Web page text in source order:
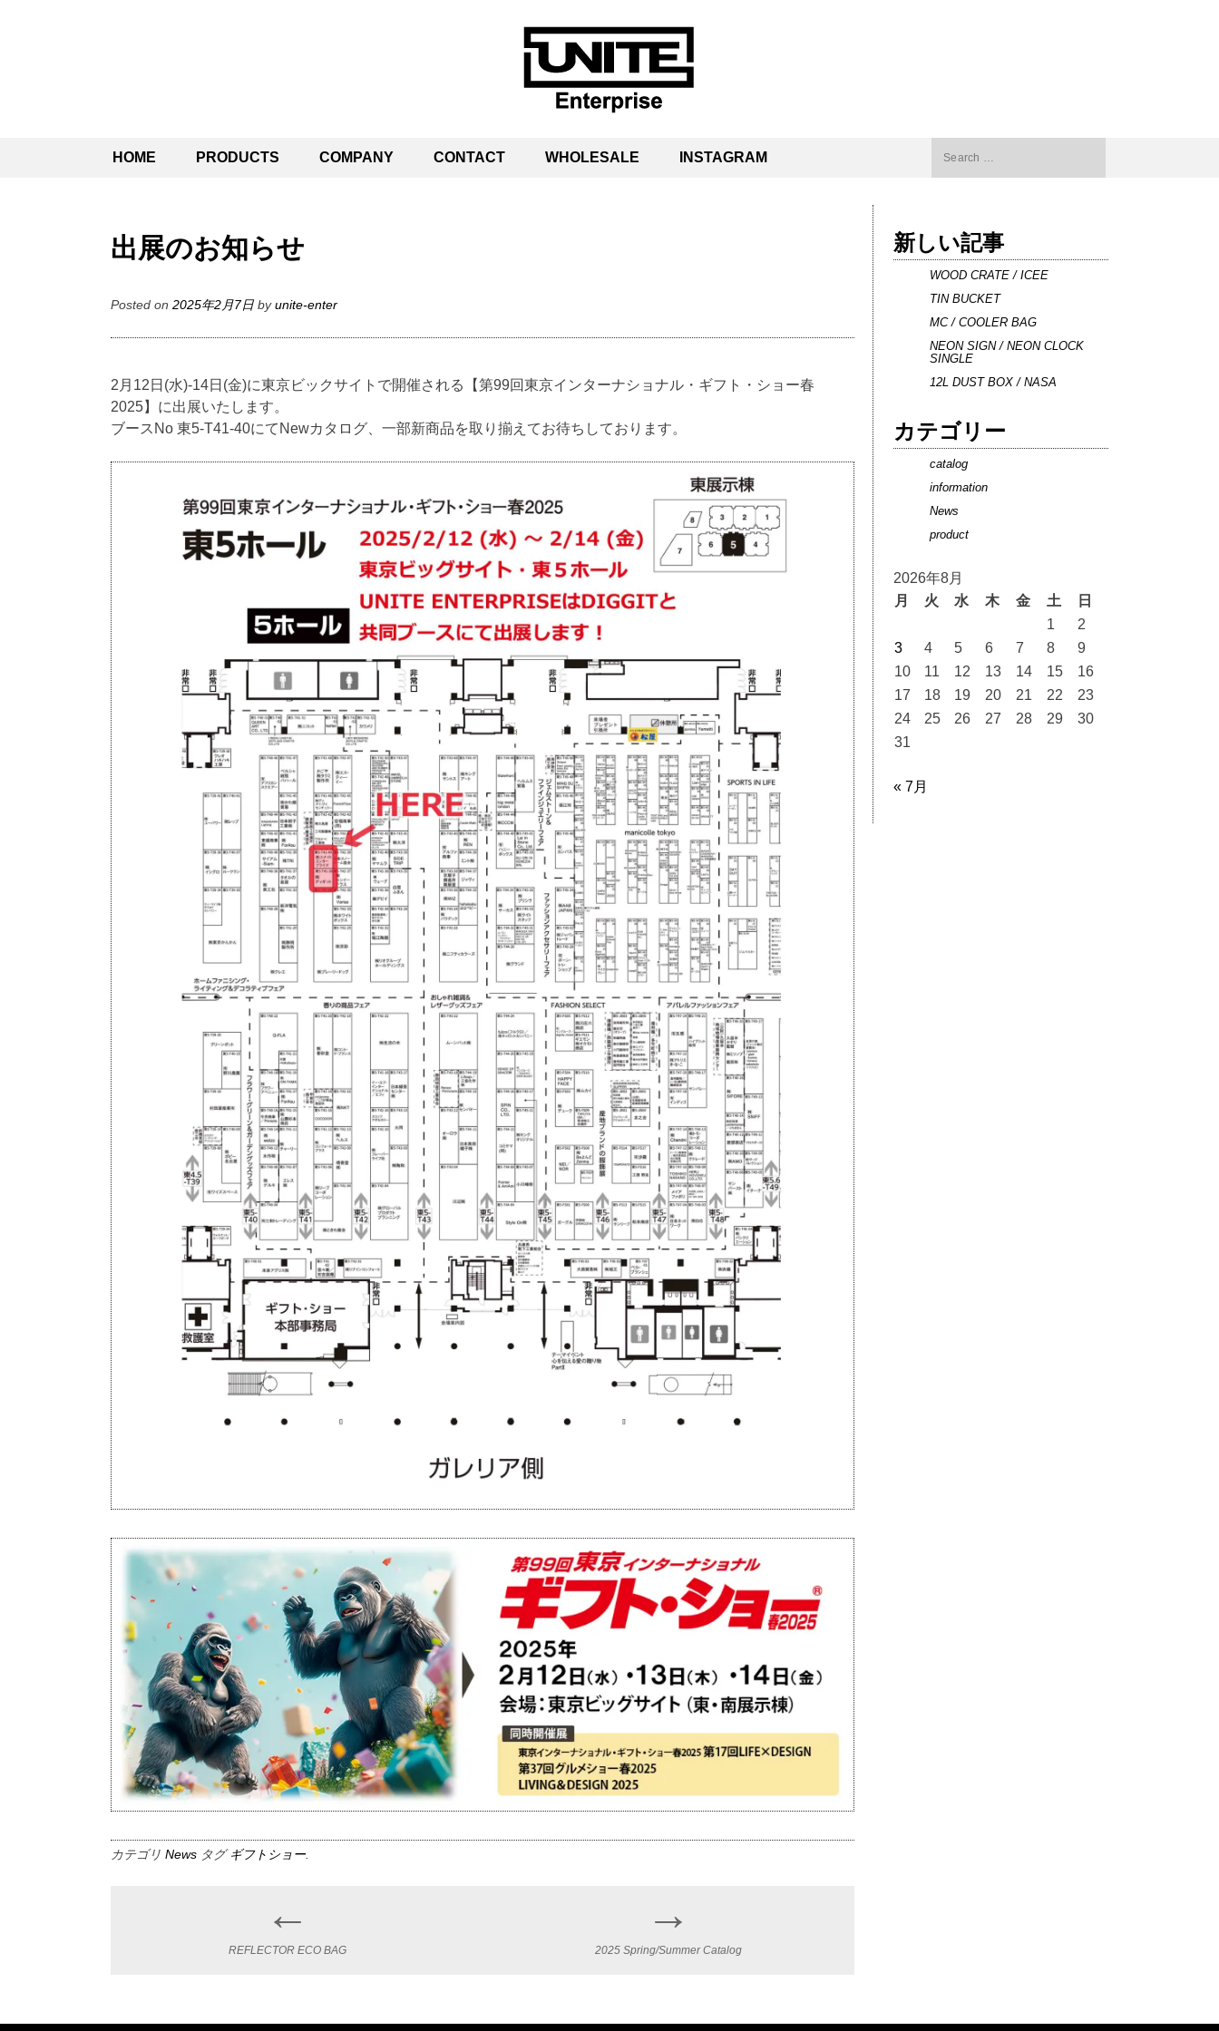
SKIP
HOME PRODUCTS COMPANY CONTACT WHOLESALE INSTAGRAM
出展のお知らせ
Posted on 2025年2月7日 byunite-enter
2月12日(水)-14日(金)に東京ビックサイトで開催される【第99回東京インターナショナル・ギフト・ショー春
2025】に出展いたします。
ブースNo 東5-T41-40にてNewカタログ、一部新商品を取り揃えてお待ちしております。
カテゴリ News タグギフトショー.
navigation
←
REFLECTOR ECO BAG
→
2025 Spring/Summer Catalog
新しい記事
WOOD CRATE / ICEE
TIN BUCKET
MC / COOLER BAG
NEON SIGN / NEON CLOCK
SINGLE
12L DUST BOX / NASA
カテゴリー
catalog
information
News
product
2026年8月
月
火 水 木 金 土
日
1
2
3
4 5 6 7 8
9
10
11 12 13 14 15
16
17
18 19 20 21 22
23
24
25 26 27 28 29
30
31
« 7月